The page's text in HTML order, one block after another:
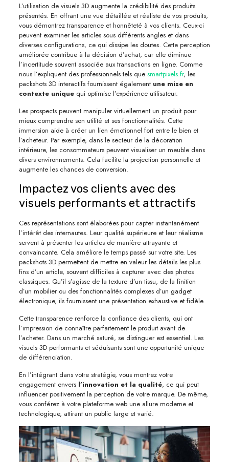
L’utilisation de visuels 3D augmente la crédibilité des produits
présentés. En offrant une vue détaillée et réaliste de vos produits,
vous démontrez transparence et honnêteté à vos clients. Ceux-ci
peuvent examiner les articles sous différents angles et dans
diverses configurations, ce qui dissipe les doutes. Cette perception
améliorée contribue à la décision d’achat, car elle diminue
l’incertitude souvent associée aux transactions en ligne. Comme
nous l’expliquent des professionnels tels que smartpixels.fr, les
packshots 3D interactifs fournissent également une mise en
contexte uniquequi optimise l’expérience utilisateur.
Les prospects peuvent manipuler virtuellement un produit pour
mieux comprendre son utilité et ses fonctionnalités. Cette
immersion aide à créer un lien émotionnel fort entre le bien et
l’acheteur. Par exemple, dans le secteur de la décoration
intérieure, les consommateurs peuvent visualiser un meuble dans
divers environnements. Cela facilite la projection personnelle et
augmente les chances de conversion.
Impactez vos clients avec des
visuels performants et attractifs
Ces représentations sont élaborées pour capter instantanément
l’intérêt des internautes. Leur qualité supérieure et leur réalisme
servent à présenter les articles de manière attrayante et
convaincante. Cela améliore le temps passé sur votre site. Les
packshots 3D permettent de mettre en valeur les détails les plus
fins d’un article, souvent difficiles à capturer avec des photos
classiques. Qu’il s’agisse de la texture d’un tissu, de la finition
d’un mobilier ou des fonctionnalités complexes d’un gadget
électronique, ils fournissent une présentation exhaustive et fidèle.
Cette transparence renforce la confiance des clients, qui ont
l’impression de connaître parfaitement le produit avant de
l’acheter. Dans un marché saturé, se distinguer est essentiel. Les
visuels 3D performants et séduisants sont une opportunité unique
de différenciation.
En l’intégrant dans votre stratégie, vous montrez votre
engagement envers l’innovation et la qualité, ce qui peut
influencer positivement la perception de votre marque. De même,
vous conférez à votre plateforme web une allure moderne et
technologique, attirant un public large et varié.